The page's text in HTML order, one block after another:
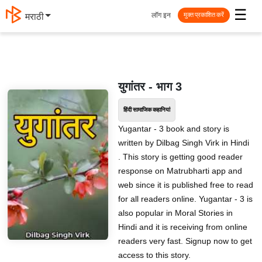
मराठी ☰
लॉग इन मुक्त प्रकाशित करें
युगांतर - भाग 3
हिंदी सामाजिक कहानियां
Yugantar - 3 book and story is
written by Dilbag Singh Virk in Hindi
. This story is getting good reader
response on Matrubharti app and
web since it is published free to read
for all readers online. Yugantar - 3 is
also popular in Moral Stories in
Hindi and it is receiving from online
readers very fast. Signup now to get
access to this story.